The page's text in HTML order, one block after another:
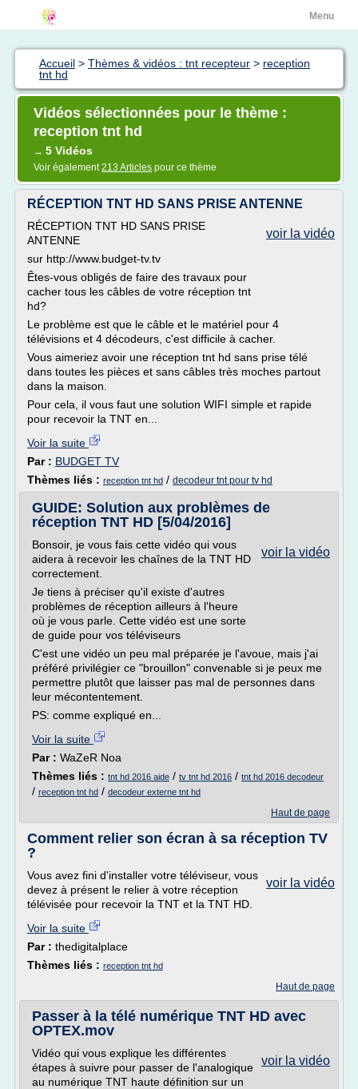
Menu
Accueil > Thèmes & vidéos : tnt recepteur > reception
tnt hd
Vidéos sélectionnées pour le thème :
reception tnt hd
→ 5 Vidéos
Voir également213 Articles pour ce thème
RÉCEPTION TNT HD SANS PRISE ANTENNE
voir la vidéo
RÉCEPTION TNT HD SANS PRISE
ANTENNE
sur http://www.budget-tv.tv
Êtes-vous obligés de faire des travaux pour
cacher tous les câbles de votre réception tnt
hd?
Le problème est que le câble et le matériel pour 4
télévisions et 4 décodeurs, c'est difficile à cacher.
Vous aimeriez avoir une réception tnt hd sans prise télé
dans toutes les pièces et sans câbles très moches partout
dans la maison.
Pour cela, il vous faut une solution WIFI simple et rapide
pour recevoir la TNT en...
Voir la suite
Par : BUDGET TV
Thèmes liés : reception tnt hd / decodeur tnt pour tv hd
GUIDE: Solution aux problèmes de
réception TNT HD [5/04/2016]
voir la vidéo
Bonsoir, je vous fais cette vidéo qui vous
aidera à recevoir les chaînes de la TNT HD
correctement.
Je tiens à préciser qu'il existe d'autres
problèmes de réception ailleurs à l'heure
où je vous parle. Cette vidéo est une sorte
de guide pour vos téléviseurs
C'est une vidéo un peu mal préparée je l'avoue, mais j'ai
préféré privilégier ce "brouillon" convenable si je peux me
permettre plutôt que laisser pas mal de personnes dans
leur mécontentement.
PS: comme expliqué en...
Voir la suite
Par : WaZeR Noa
Thèmes liés : tnt hd 2016 aide / tv tnt hd 2016 / tnt hd 2016 decodeur
/ reception tnt hd / decodeur externe tnt hd
Haut de page
Comment relier son écran à sa réception TV
?
voir la vidéo
Vous avez fini d'installer votre téléviseur, vous
devez à présent le relier à votre réception
télévisée pour recevoir la TNT et la TNT HD.
Voir la suite
Par : thedigitalplace
Thèmes liés : reception tnt hd
Haut de page
Passer à la télé numérique TNT HD avec
OPTEX.mov
voir la vidéo
Vidéo qui vous explique les différentes
étapes à suivre pour passer de l'analogique
au numérique TNT haute définition sur un